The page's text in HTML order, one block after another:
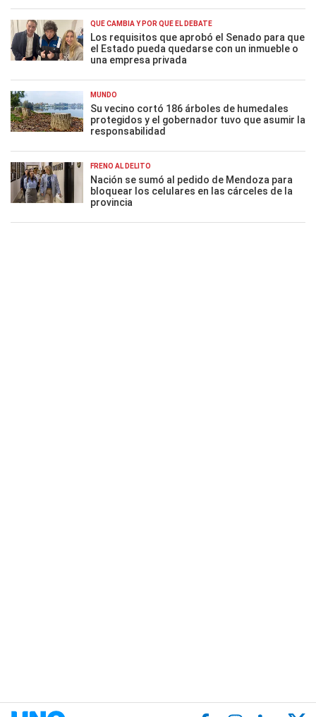
QUÉ CAMBIA Y POR QUÉ EL DEBATE
Los requisitos que aprobó el Senado para que
el Estado pueda quedarse con un inmueble o
una empresa privada
MUNDO
Su vecino cortó 186 árboles de humedales
protegidos y el gobernador tuvo que asumir la
responsabilidad
FRENO AL DELITO
Nación se sumó al pedido de Mendoza para
bloquear los celulares en las cárceles de la
provincia